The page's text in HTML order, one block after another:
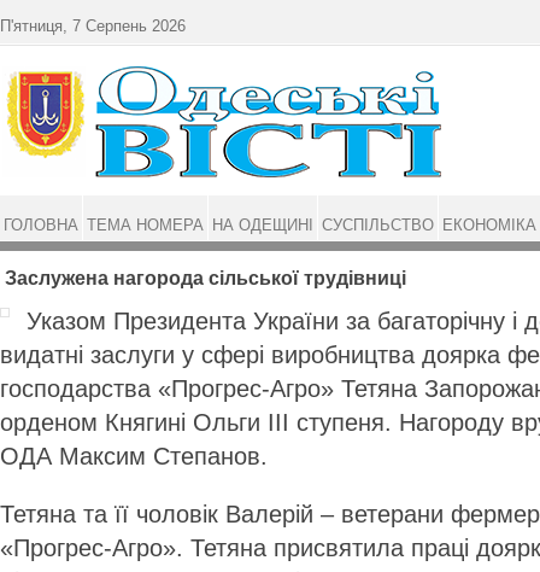
Заслужена нагорода сільської трудівниці
Указом Президента України за багаторічну і
видатні заслуги у сфері виробництва доярка
господарства «Прогрес-Агро» Тетяна
орденом Княгині Ольги III ступеня. Нагороду
ОДА Максим Степанов.
Тетяна та її чоловік Валерій – ветерани
«Прогрес-Агро». Тетяна присвятила праці
П'ятниця, 7 Серпень 2026
ГОЛОВНА ТЕМА НОМЕРА НА ОДЕЩИНІ СУСПІЛЬСТВО ЕКОНОМІКА